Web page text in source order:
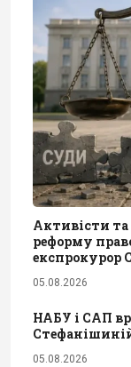
Активісти
реформу
експрокурор
05.08.2026
НАБУ і САП
05.08.2026